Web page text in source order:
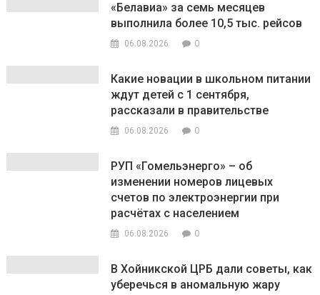
«Белавиа» за семь месяцев
выполнила более 10,5 тыс. рейсов
06.08.2026 0
Какие новации в школьном питании
ждут детей с 1 сентября,
рассказали в правительстве
06.08.2026 0
РУП «Гомельэнерго» – об
изменении номеров лицевых
счетов по электроэнергии при
расчётах с населением
06.08.2026 0
В Хойникской ЦРБ дали советы, как
уберечься в аномальную жару